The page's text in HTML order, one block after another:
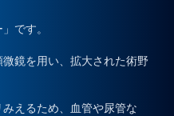
です。
鏡を用い、拡大された術野
えるため、血管や尿管な